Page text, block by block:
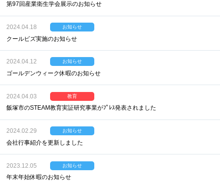
第97回産業衛生学会展示のお知らせ
2024.04.18 お知らせ
クールビズ実施のお知らせ
2024.04.12 お知らせ
ゴールデンウィーク休暇のお知らせ
2024.04.03 教育
飯塚市のSTEAM教育実証研究事業がﾌﾟﾚｽ発表されました
2024.02.29 お知らせ
会社行事紹介を更新しました
2023.12.05 お知らせ
年末年始休暇のお知らせ